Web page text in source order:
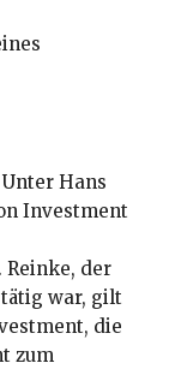
Hans
Investment
Reinke, der
war, gilt
die
zum